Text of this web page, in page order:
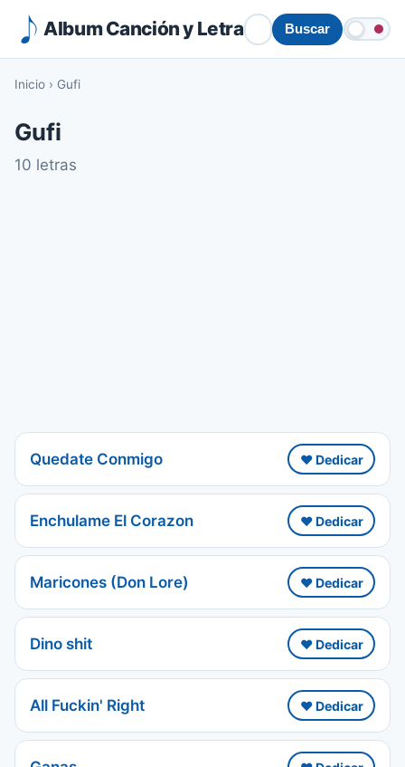
Album Canción y Letra Buscar
Inicio › Gufi
Gufi
10 letras
Quedate Conmigo ❤️ Dedicar
Enchulame El Corazon ❤️ Dedicar
Maricones (Don Lore) ❤️ Dedicar
Dino shit ❤️ Dedicar
All Fuckin' Right ❤️ Dedicar